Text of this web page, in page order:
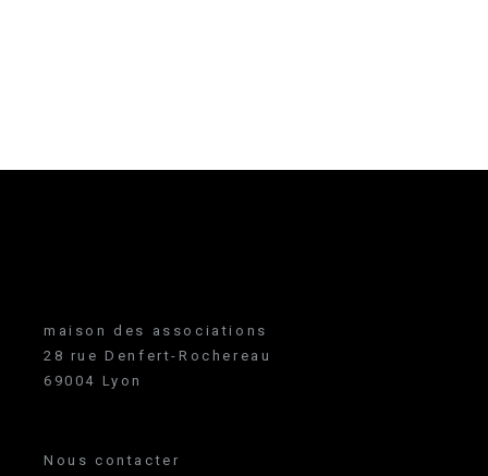
maison des associations
28 rue Denfert-Rochereau
69004 Lyon
Nous contacter